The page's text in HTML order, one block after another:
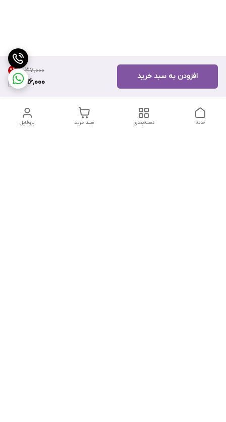
۱۰٬۲۱۷٬۰۰۰ 9%
9,196,000
افزودن به سبد خرید
پروفایل سبد خرید دسته‌بندی خانه